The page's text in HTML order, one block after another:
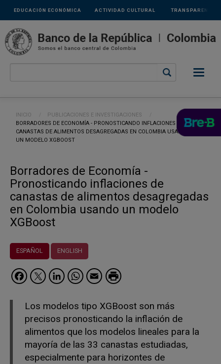
Pasar al contenido principal
Links
secundarios
ACTIVIDAD CULTURAL
EDUCACIÓN ECONÓMICA TRANSPARENCIA
Ruta de navegación
INICIO
PUBLICACIONES E INVESTIGACIONES
CURRENT:
BORRADORES DE ECONOMÍA - PRONOSTICANDO INFLACIONES DE
CANASTAS DE ALIMENTOS DESAGREGADAS EN COLOMBIA USANDO
UN MODELO XGBOOST
Borradores de Economía -
Pronosticando inflaciones de
canastas de alimentos desagregadas
en Colombia usando un modelo
XGBoost
ESPAÑOL ENGLISH
Facebook
Twitter
LinkedIn
WhatsApp
Email
Los modelos tipo XGBoost son más
precisos pronosticando la inflación de
alimentos que los modelos lineales para la
mayoría de las 33 canastas estudiadas,
especialmente para horizontes de